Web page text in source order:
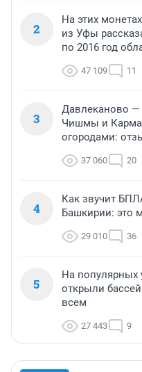
2
На этих
из Уфы
по 2016 год
47 109 11
3
Давлеканово —
Чишмы и
огородами:
37 060 20
4
Как звучит
Башкирии: это
29 010 36
5
На популярных
открыли
всем
27 443 9